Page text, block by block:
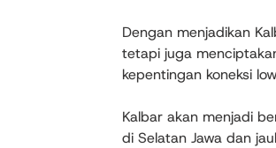
Dengan menjadikan
tetapi juga
kepentingan koneksi
Kalbar akan menjadi
di Selatan Jawa dan